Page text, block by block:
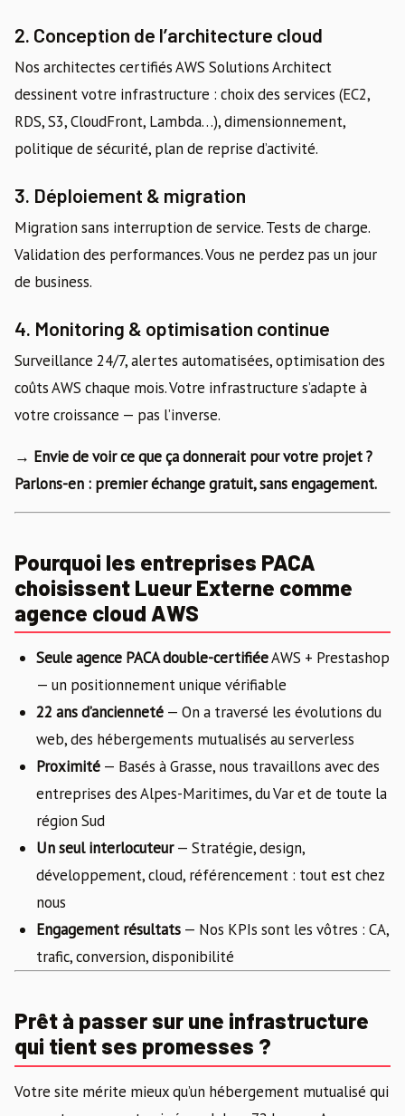
2. Conception de l’architecture cloud
Nos architectes certifiés AWS Solutions Architect
dessinent votre infrastructure : choix des services (EC2,
RDS, S3, CloudFront, Lambda…), dimensionnement,
politique de sécurité, plan de reprise d’activité.
3. Déploiement & migration
Migration sans interruption de service. Tests de charge.
Validation des performances. Vous ne perdez pas un jour
de business.
4. Monitoring & optimisation continue
Surveillance 24/7, alertes automatisées, optimisation des
coûts AWS chaque mois. Votre infrastructure s’adapte à
votre croissance — pas l’inverse.
→ Envie de voir ce que ça donnerait pour votre projet ?
Parlons-en : premier échange gratuit, sans engagement.
Pourquoi les entreprises PACA
choisissent Lueur Externe comme
agence cloud AWS
Seule agence PACA double-certifiéeAWS + Prestashop
— un positionnement unique vérifiable
22 ans d’ancienneté — On a traversé les évolutions du
web, des hébergements mutualisés au serverless
Proximité — Basés à Grasse, nous travaillons avec des
entreprises des Alpes-Maritimes, du Var et de toute la
région Sud
Un seul interlocuteur— Stratégie, design,
développement, cloud, référencement : tout est chez
nous
Engagement résultats — Nos KPIs sont les vôtres : CA,
trafic, conversion, disponibilité
Prêt à passer sur une infrastructure
qui tient ses promesses ?
Votre site mérite mieux qu’un hébergement mutualisé qui